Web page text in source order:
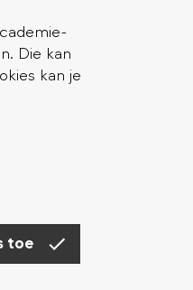
Die kan
kan je
toe